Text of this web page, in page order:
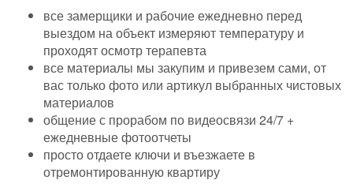
все замерщики и рабочие ежедневно перед
выездом на объект измеряют температуру и
проходят осмотр терапевта
все материалы мы закупим и привезем сами, от
вас только фото или артикул выбранных чистовых
материалов
общение с прорабом по видеосвязи 24/7 +
ежедневные фотоотчеты
просто отдаете ключи и въезжаете в
отремонтированную квартиру